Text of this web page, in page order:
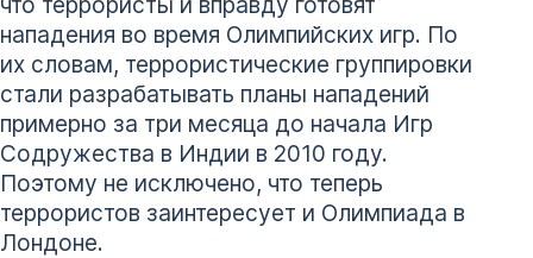
нападения во время Олимпийских игр. По
их словам, террористические группировки
стали разрабатывать планы нападений
примерно за три месяца до начала Игр
Содружества в Индии в 2010 году.
Поэтому не исключено, что теперь
террористов заинтересует и Олимпиада в
Лондоне.